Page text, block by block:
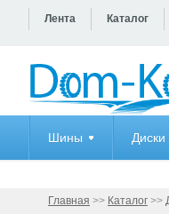
Лента Каталог
Шины Диски
Главная >> Каталог >>